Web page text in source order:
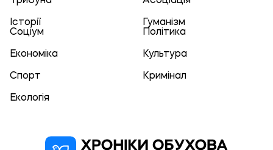
Історії
Гуманізм
Соціум
Політика
Економіка Культура
Спорт Кримінал
Екологія